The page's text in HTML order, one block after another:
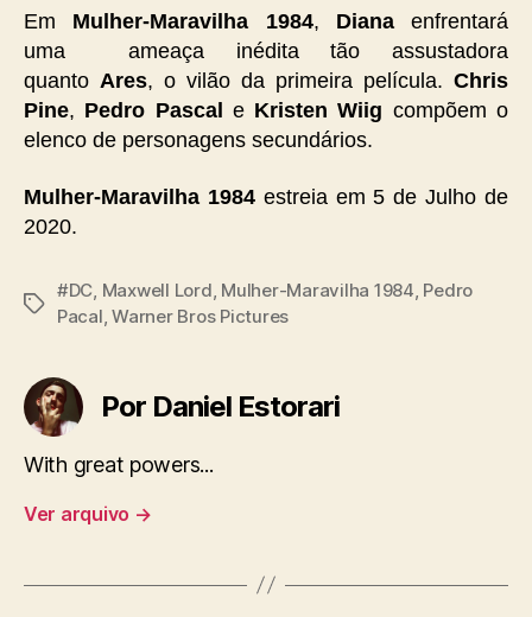
Em Mulher-Maravilha 1984, Dianaenfrentará
uma ameaça inédita tão assustadora
quanto Ares, o vilão da primeira película. Chris
Pine, Pedro Pascal e Kristen Wiig compõem o
elenco de personagens secundários.
Mulher-Maravilha 1984 estreia em 5 de Julho de
2020.
Tags
#DC, Maxwell Lord, Mulher-Maravilha 1984, Pedro
Pacal,Warner Bros Pictures
Por Daniel Estorari
With great powers...
Ver arquivo →